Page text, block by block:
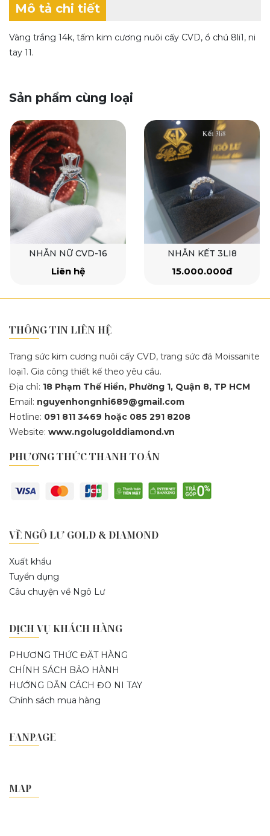
Mô tả chi tiết
Vàng trắng 14k, tấm kim cương nuôi cấy CVD, ổ chủ 8li1, ni
tay 11.
Sản phẩm cùng loại
NHẪN NỮ CVD-16
Liên hệ
NHẪN KẾT 3LI8
15.000.000đ
THÔNG TIN LIÊN HỆ
Trang sức kim cương nuôi cấy CVD, trang sức đá Moissanite
loại1. Gia công thiết kế theo yêu cầu.
Địa chỉ: 18 Phạm Thế Hiển, Phường 1, Quận 8, TP HCM
Email: nguyenhongnhi689@gmail.com
Hotline: 091 811 3469 hoặc 085 291 8208
Website: www.ngolugolddiamond.vn
PHƯƠNG THỨC THANH TOÁN
VỀ NGÔ LƯ GOLD & DIAMOND
Xuất khẩu
Tuyển dụng
Câu chuyện về Ngô Lư
DỊCH VỤ KHÁCH HÀNG
PHƯƠNG THỨC ĐẶT HÀNG
CHÍNH SÁCH BẢO HÀNH
HƯỚNG DẪN CÁCH ĐO NI TAY
Chính sách mua hàng
FANPAGE
MAP